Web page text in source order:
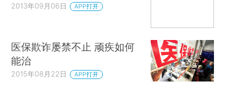
2013年09月06日 APP打开
医保欺诈屡禁不止 顽疾如何
能治
2015年08月22日 APP打开